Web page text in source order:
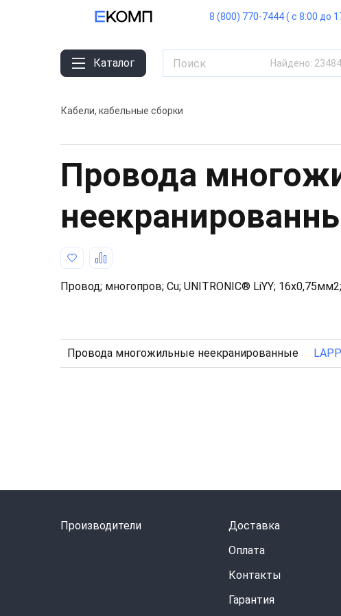
8 (800) 770-7444 ( с 8:00 до
Каталог Найдено:
Кабели, кабельные сборки
Провода
Провод; многопров; Cu; UNITRONIC® LiYY;
Провода многожильные неекранированные
Производители
Доставка
Оплата
Контакты
Гарантия